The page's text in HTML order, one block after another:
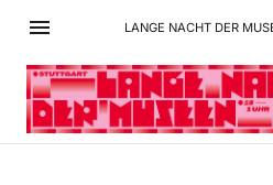
LANGE NACHT DER